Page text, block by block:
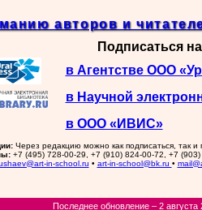
авторов и
Подписаться
в Агентстве ООО
в Научной
в ООО «ИВИС»
Через редакцию можно как подписаться, так
+7 (495) 728-00-29, +7 (910) 824-00-72, +7
in-school.ru • art-in-school@bk.ru •
Последнее обновление – 2 августа